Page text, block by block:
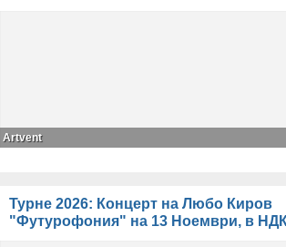
Artvent
Турне 2026: Концерт на Любо Киров
"Футурофония" на 13 Ноември, в